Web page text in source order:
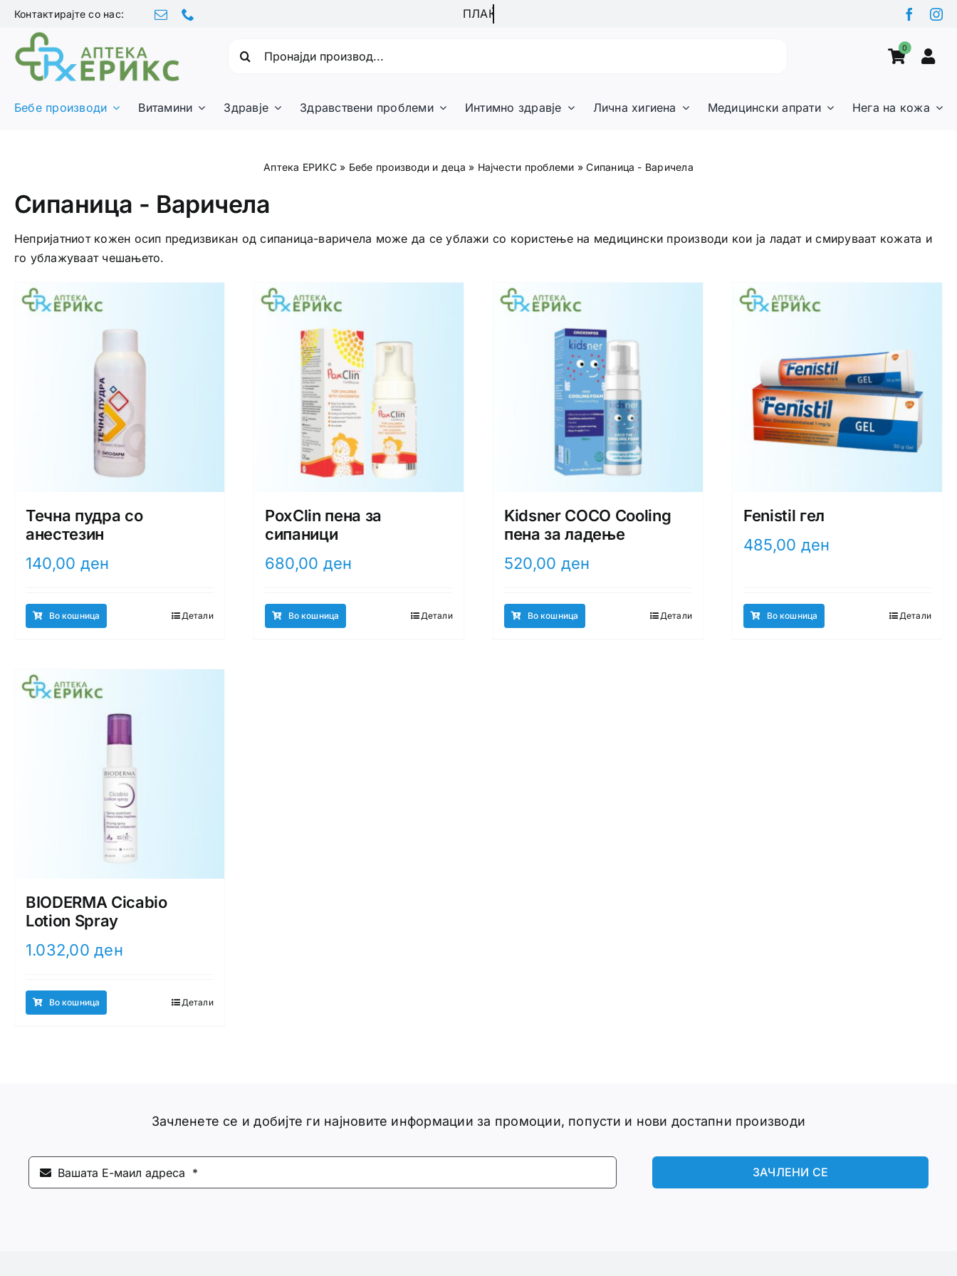
Skip
content
Контактирајте со нас:
0
Бебе производи Витамини Здравје Здравствени проблеми Интимно здравје Лична хигиена Медицински апрати Нега на кожа
Аптека ЕРИКС» Бебе производи и деца » Најчести проблеми »Сипаница - Варичела
Сипаница - Варичела
Непријатниот кожен осип предизвикан од сипаница-варичела може да се ублажи со користење на медицински производи кои ја ладат и смируваат кожата и
го ублажуваат чешањето.
Течна пудра со
анестезин
140,00 ден
Во кошница Детали
PoxClin пена за
сипаници
680,00 ден
Во кошница Детали
Kidsner COCO Cooling
пена за ладење
520,00 ден
Во кошница Детали
Fenistil гел
485,00 ден
Во кошница Детали
BIODERMA Cicabio
Lotion Spray
1.032,00ден
Во кошница Детали
Зачленете се и добијте ги најновите информации за промоции, попусти и нови достапни производи
ЗАЧЛЕНИ СЕ